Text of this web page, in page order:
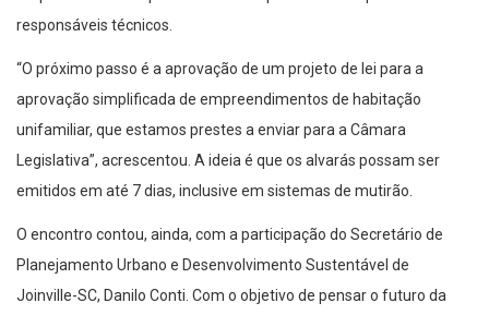
responsáveis técnicos.
“O próximo passo é a aprovação de um projeto de lei para a
aprovação simplificada de empreendimentos de habitação
unifamiliar, que estamos prestes a enviar para a Câmara
Legislativa”, acrescentou. A ideia é que os alvarás possam ser
emitidos em até 7 dias, inclusive em sistemas de mutirão.
O encontro contou, ainda, com a participação do Secretário de
Planejamento Urbano e Desenvolvimento Sustentável de
Joinville-SC, Danilo Conti. Com o objetivo de pensar o futuro da